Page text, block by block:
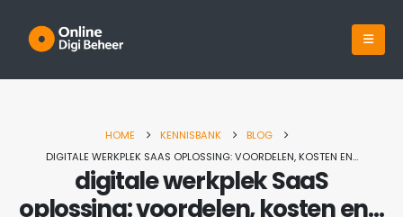
HOME KENNISBANK
BLOG
DIGITALE WERKPLEK SAAS OPLOSSING: VOORDELEN, KOSTEN EN…
digitale werkplek SaaS
oplossing: voordelen, kosten en…